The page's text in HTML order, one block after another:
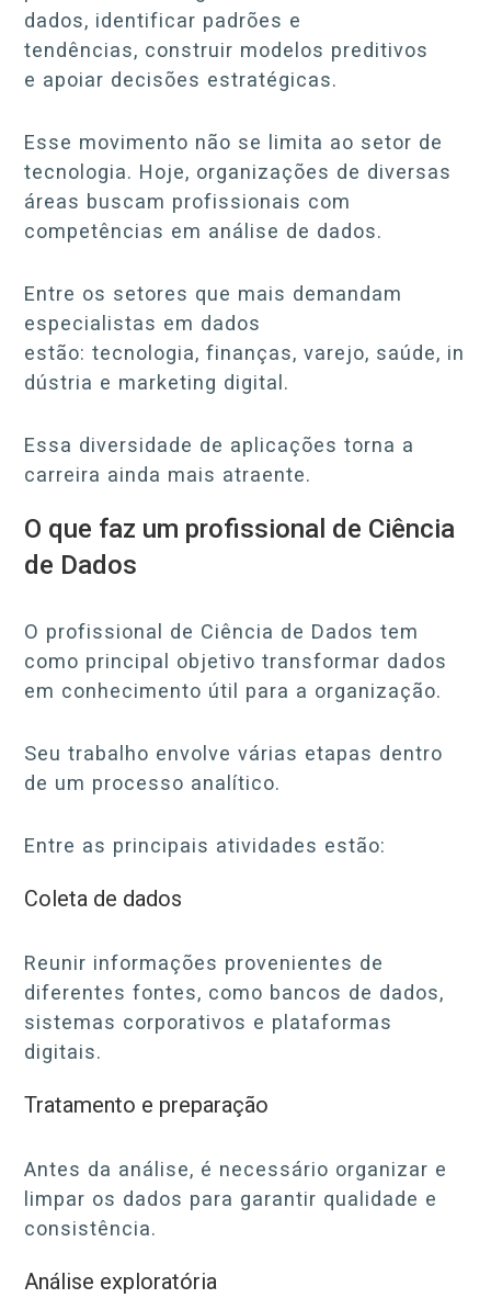
dados, identificar padrões e
tendências, construir modelos preditivos
e apoiar decisões estratégicas.
Esse movimento não se limita ao setor de
tecnologia. Hoje, organizações de diversas
áreas buscam profissionais com
competências em análise de dados.
Entre os setores que mais demandam
especialistas em dados
estão: tecnologia, finanças, varejo, saúde, in
dústria e marketing digital.
Essa diversidade de aplicações torna a
carreira ainda mais atraente.
O que faz um profissional de Ciência
de Dados
O profissional de Ciência de Dados tem
como principal objetivo transformar dados
em conhecimento útil para a organização.
Seu trabalho envolve várias etapas dentro
de um processo analítico.
Entre as principais atividades estão:
Coleta de dados
Reunir informações provenientes de
diferentes fontes, como bancos de dados,
sistemas corporativos e plataformas
digitais.
Tratamento e preparação
Antes da análise, é necessário organizar e
limpar os dados para garantir qualidade e
consistência.
Análise exploratória